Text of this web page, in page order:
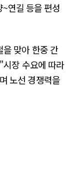
연길 등을 편성
맞아 한중 간
장 수요에 따라
노선 경쟁력을